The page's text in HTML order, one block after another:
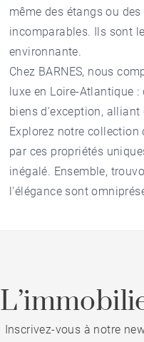
même des étangs ou
incomparables. Ils sont
environnante.
Chez BARNES, nous
luxe en Loire-Atlantique :
biens d'exception,
Explorez notre
par ces propriétés
inégalé. Ensemble,
l'élégance sont
Inscrivez-vous à notre